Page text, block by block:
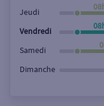
Jeudi
Vendredi
Samedi
Dimanche